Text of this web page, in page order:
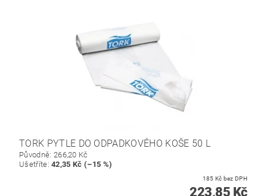
TORK PYTLE DO ODPADKOVÉHO KOŠE 50 L
Původně: 266,20 Kč
Ušetříte:42,35 Kč (–15 %)
185 Kč bez DPH
223,85 Kč